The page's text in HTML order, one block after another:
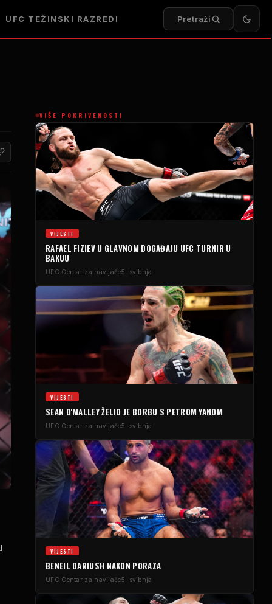
UFC TEŽINSKI RAZREDI Pretraži
VIŠE POKRIVENOSTI
VIJESTI
RAFAEL FIZIEV U GLAVNOM DOGAĐAJU UFC TURNIR U
BAKUU
UFC Centar za navijače5. svibnja
VIJESTI
SEAN O'MALLEY ŽELIO JE BORBU S PETROM YANOM
UFC Centar za navijače5. svibnja
VIJESTI
BENEIL DARIUSH NAKON PORAZA
UFC Centar za navijače5. svibnja